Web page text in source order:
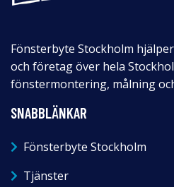
Fönsterbyte Stockholm
och företag över hela
fönstermontering, målning
SNABBLÄNKAR
Fönsterbyte Stockholm
Tjänster